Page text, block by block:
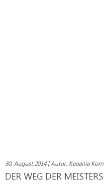
30. August 2014 | Autor: Keoania
DER WEG DER